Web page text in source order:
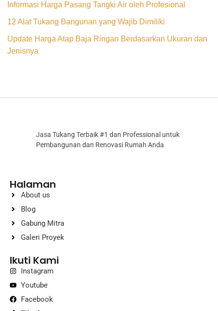
Informasi Harga Pasang Tangki Air oleh Profesional
12 Alat Tukang Bangunan yang Wajib Dimiliki
Update Harga Atap Baja Ringan Berdasarkan Ukuran dan
Jenisnya
Jasa Tukang Terbaik #1 dan Professional untuk
Pembangunan dan Renovasi Rumah Anda
Halaman
About us
Blog
Gabung Mitra
Galeri Proyek
Ikuti Kami
Instagram
Youtube
Facebook